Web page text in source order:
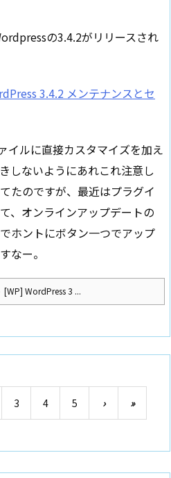
の3.4.2がリリースされ
3.4.2 メンテナンスとセ
イルに直接カスタマイズを加え
しないようにあれこれ注意し
たのですが、最近はプラグイ
、オンラインアップデートの
ホントにボタン一つでアップ
なー。
[WP] WordPress 3 ...
3 4 5 › »